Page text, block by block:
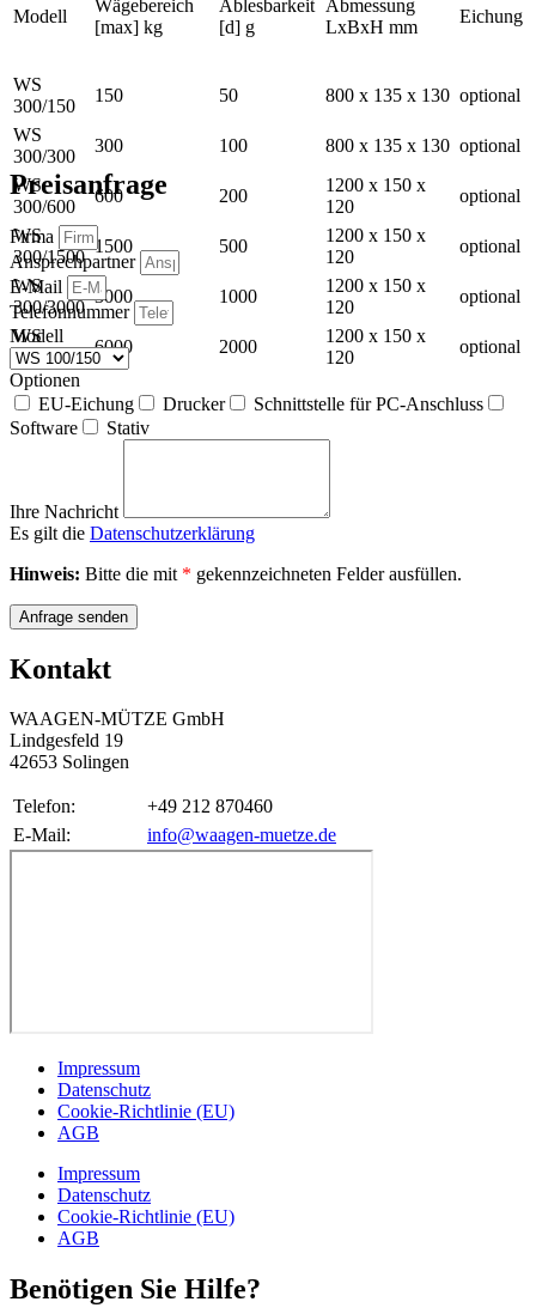
Modell
Wägebereich
[max] kg
Ablesbarkeit
[d] g
Abmessung
LxBxH mm
Eichung
WS
300/150
150 50 800 x 135 x 130 optional
WS
300/300
300 100 800 x 135 x 130 optional
WS
300/600
600 200
1200 x 150 x
120
optional
WS
300/1500
1500 500
1200 x 150 x
120
optional
WS
300/3000
3000 1000
1200 x 150 x
120
optional
WS
300/6000
6000 2000
1200 x 150 x
120
optional
Preisanfrage
Firma
Ansprechpartner
E-Mail
Telefonnummer
Modell
Optionen
EU-Eichung
Drucker
Schnittstelle für PC-Anschluss
Software
Stativ
Ihre Nachricht
Es gilt die Datenschutzerklärung
Hinweis: Bitte die mit * gekennzeichneten Felder ausfüllen.
Anfrage senden
Kontakt
WAAGEN-MÜTZE GmbH
Lindgesfeld 19
42653 Solingen
Telefon:
+49 212 870460
E-Mail:
info@waagen-muetze.de
Impressum
Datenschutz
Cookie-Richtlinie (EU)
AGB
Impressum
Datenschutz
Cookie-Richtlinie (EU)
AGB
Benötigen Sie Hilfe?